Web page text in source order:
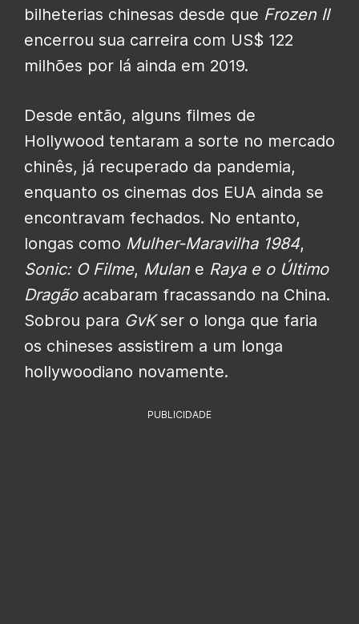
bilheterias chinesas desde que Frozen II
encerrou sua carreira com US$ 122
milhões por lá ainda em 2019.
Desde então, alguns filmes de
Hollywood tentaram a sorte no mercado
chinês, já recuperado da pandemia,
enquanto os cinemas dos EUA ainda se
encontravam fechados. No entanto,
longas como Mulher-Maravilha 1984,
Sonic: O Filme, Mulan e Raya e o Último
Dragãoacabaram fracassando na China.
Sobrou para GvKser o longa que faria
os chineses assistirem a um longa
hollywoodiano novamente.
PUBLICIDADE